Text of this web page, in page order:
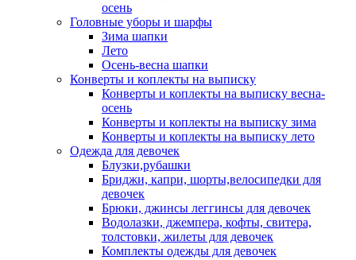
осень
Головные уборы и шарфы
Зима шапки
Лето
Осень-весна шапки
Конверты и коплекты на выписку
Конверты и коплекты на выписку весна-
осень
Конверты и коплекты на выписку зима
Конверты и коплекты на выписку лето
Одежда для девочек
Блузки,рубашки
Бриджи, капри, шорты,велосипедки для
девочек
Брюки, джинсы леггинсы для девочек
Водолазки, джемпера, кофты, свитера,
толстовки, жилеты для девочек
Комплекты одежды для девочек